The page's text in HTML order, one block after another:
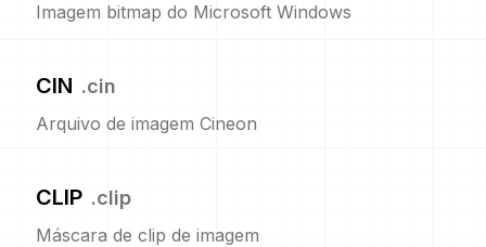
Imagem bitmap do Microsoft Windows
CIN .cin
Arquivo de imagem Cineon
CLIP .clip
Máscara de clip de imagem